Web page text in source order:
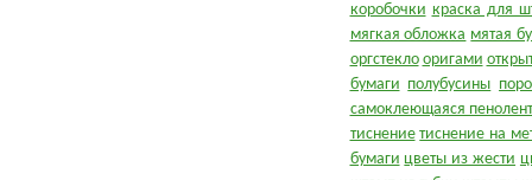
коробочки краска для
мягкая обложка мятая
оргстекло оригами
бумаги полубусины
самоклеющаяся
тиснение тиснение на
бумаги цветы из жести